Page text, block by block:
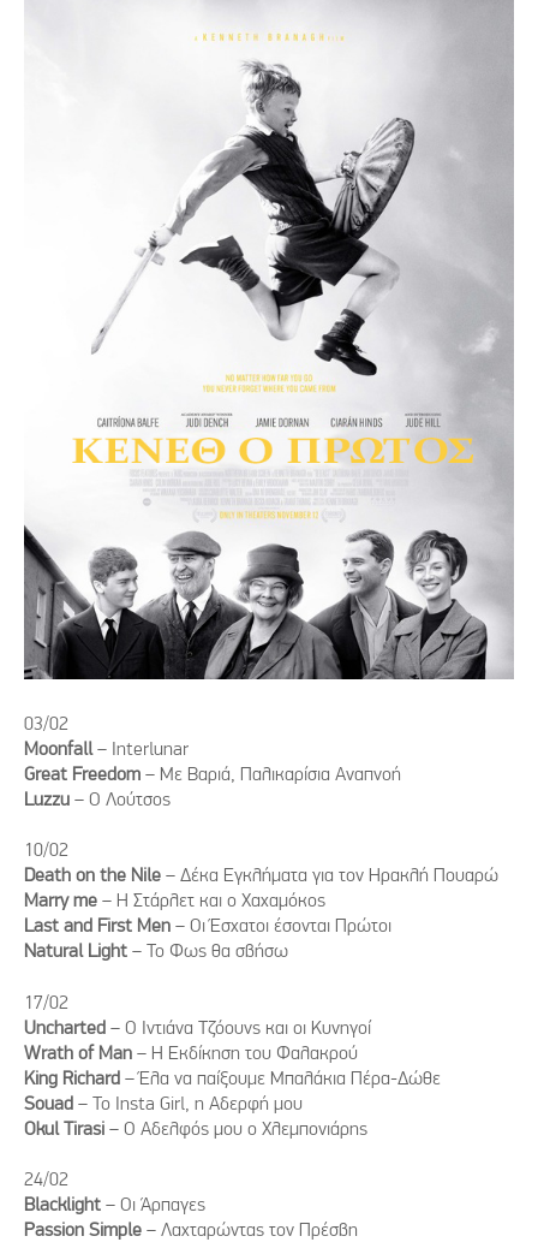
03/02
Moonfall– Ιnterlunar
Great Freedom – Με Βαριά, Παλικαρίσια Αναπνοή
Luzzu – Ο Λούτσος
10/02
Death on the Nile – Δέκα Εγκλήματα για τον Ηρακλή Πουαρώ
Marry me – Η Στάρλετ και ο Χαχαμόκος
Last and First Men – Οι Έσχατοι έσονται Πρώτοι
Natural Light – Το Φως θα σβήσω
17/02
Uncharted – Ο Ιντιάνα Τζόουνς και οι Κυνηγοί
Wrath of Man – Η Εκδίκηση του Φαλακρού
King Richard – Έλα να παίξουμε Μπαλάκια Πέρα-Δώθε
Souad – Το Insta Girl, η Αδερφή μου
Okul Tirasi – Ο Αδελφός μου ο Χλεμπονιάρης
24/02
Blacklight – Οι Άρπαγες
Passion Simple – Λαχταρώντας τον Πρέσβη